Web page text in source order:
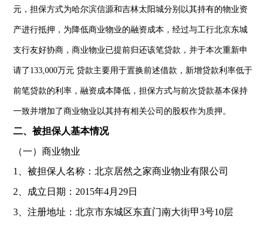
元，担保方式为哈尔滨信源和吉林太阳城分别以其持有的物业资
产进行抵押，为降低商业物业的融资成本，经过与工行北京东城
支行友好协商，商业物业已提前归还该笔贷款，并于本次重新申
请了 133,000万元 贷款主要用于置换前述借款，新增贷款利率低于
前笔贷款的利率，融资成本降低，担保方式与前次贷款基本保持
一致并增加了商业物业以其持有相关公司的股权作为质押。
二、被担保人基本情况
（一）商业物业
1
、被担保人名称：北京居然之家商业物业有限公司
2 、成立日期： 2015年4月 29日
3 、注册地址：北京市东城区东直门南大街甲3号10层